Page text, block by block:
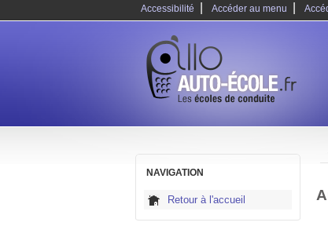
Accessibilité Accéder au menu
NAVIGATION
Retour à l'accueil